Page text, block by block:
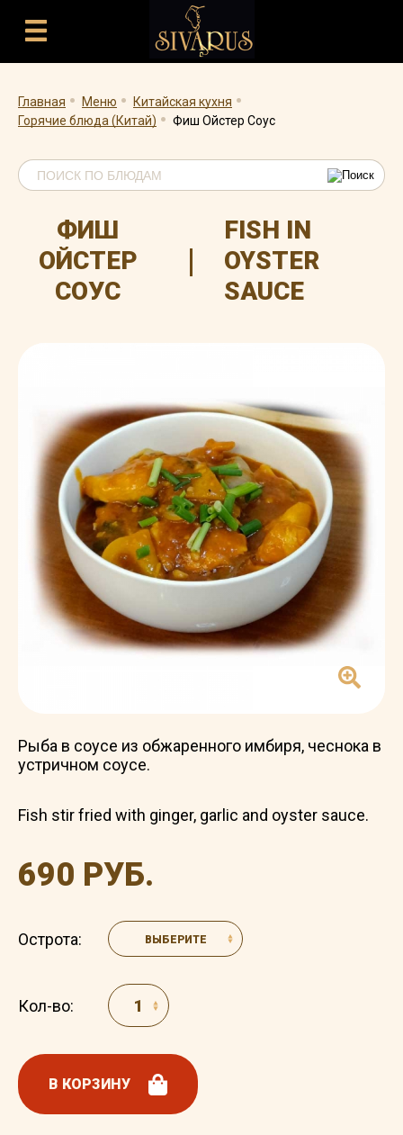
Главная . Меню . Китайская кухня .
Горячие блюда (Китай). Фиш Ойстер Соус
ФИШ
ОЙСТЕР
СОУС
|
FISH IN
OYSTER
SAUCE
Рыба в соусе из обжаренного имбиря, чеснока в
устричном соусе.
Fish stir fried with ginger, garlic and oyster sauce.
690 РУБ.
Острота: ВЫБЕРИТЕ
Кол-во:
В КОРЗИНУ